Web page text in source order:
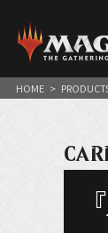
HOME >
『